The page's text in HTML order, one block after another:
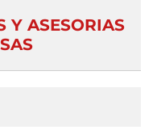
Y ASESORIAS